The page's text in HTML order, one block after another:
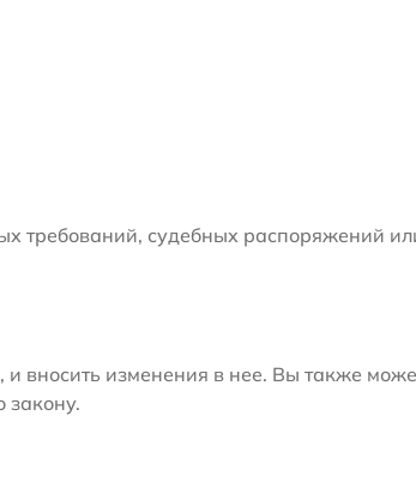
требований, судебных распоряжений
изменения в нее. Вы также
закону.